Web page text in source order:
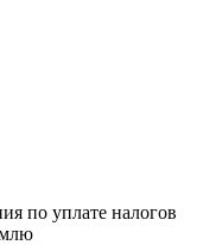
по уплате налогов